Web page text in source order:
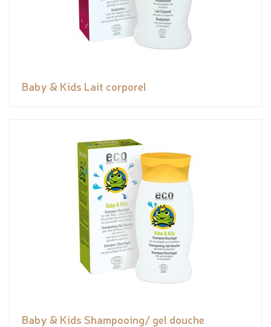
Baby & Kids Lait corporel
Baby & Kids Shampooing/ gel douche